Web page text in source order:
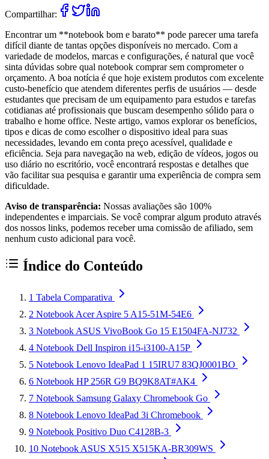
Compartilhar:
Encontrar um **notebook bom e barato** pode parecer uma tarefa
difícil diante de tantas opções disponíveis no mercado. Com a
variedade de modelos, marcas e configurações, é natural que você
sinta dúvidas sobre qual notebook comprar sem comprometer o
orçamento. A boa notícia é que hoje existem produtos com excelente
custo-benefício que atendem diferentes perfis de usuários — desde
estudantes que precisam de um equipamento para estudos e tarefas
cotidianas até profissionais que buscam desempenho sólido para o
trabalho e home office. Neste artigo, vamos explorar os benefícios,
tipos e dicas de como escolher o dispositivo ideal para suas
necessidades, levando em conta preço acessível, qualidade e
eficiência. Seja para navegação na web, edição de vídeos, jogos ou
uso diário no escritório, você encontrará respostas e detalhes que
vão facilitar sua pesquisa e garantir uma experiência de compra sem
dificuldade.
Aviso de transparência: Nossas avaliações são 100%
independentes e imparciais. Se você comprar algum produto através
dos nossos links, podemos receber uma comissão de afiliado, sem
nenhum custo adicional para você.
Índice do Conteúdo
1 Tabela Comparativa
2 Notebook Acer Aspire 5 A15-51M-54E6
3 Notebook ASUS VivoBook Go 15 E1504FA-NJ732
4 Notebook Dell Inspiron i15-i3100-A15P
5 Notebook Lenovo IdeaPad 1 15IRU7 83QJ0001BO
6 Notebook HP 256R G9 BQ9K8AT#AK4
7 Notebook Samsung Galaxy Chromebook Go
8 Notebook Lenovo IdeaPad 3i Chromebook
9 Notebook Positivo Duo C4128B-3
10 Notebook ASUS X515 X515KA-BR309WS